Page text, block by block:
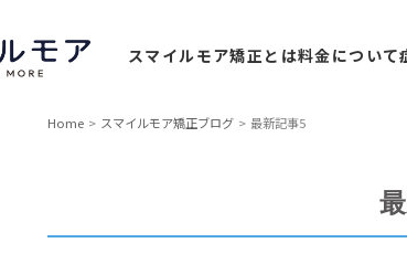
スマイルモア矯正とは料金について
Home スマイルモア矯正ブログ 最新記事5